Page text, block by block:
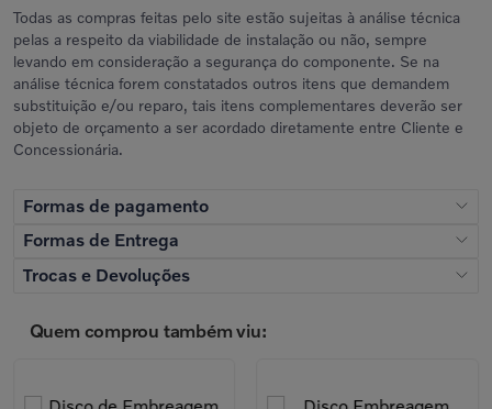
Todas as compras feitas pelo site estão sujeitas à análise técnica
pelas a respeito da viabilidade de instalação ou não, sempre
levando em consideração a segurança do componente. Se na
análise técnica forem constatados outros itens que demandem
substituição e/ou reparo, tais itens complementares deverão ser
objeto de orçamento a ser acordado diretamente entre Cliente e
Concessionária.
Formas de pagamento
Cartão de crédito
4º mês)
Formas de Entrega
Receba Onde Você Estiver
transportadoras. O prazo e o custo de entrega variam conforme a região.
Disponível apenas em dias úteis e horário comercial. O tipo de entrega
Trocas e Devoluções
ou devolução:
Até 7 dias depois do recebimento.
Quem comprou também viu: